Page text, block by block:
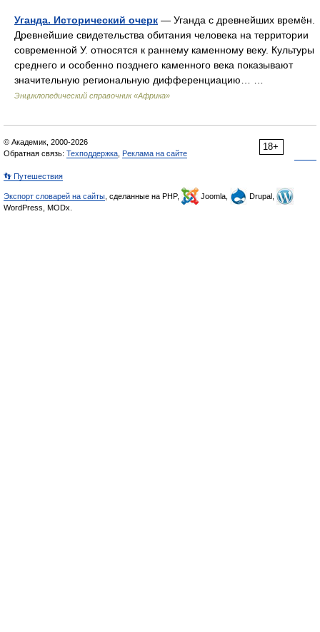
Уганда. Исторический очерк — Уганда с древнейших времён.
Древнейшие свидетельства обитания человека на территории
современной У. относятся к раннему каменному веку. Культуры
среднего и особенно позднего каменного века показывают
значительную региональную дифференциацию… …
Энциклопедический справочник «Африка»
18+
© Академик, 2000-2026
Обратная связь: Техподдержка Реклама на сайте
👣 Путешествия
Экспорт словарей на сайты , сделанные на PHP, Joomla,
Drupal,
WordPress, MODx.